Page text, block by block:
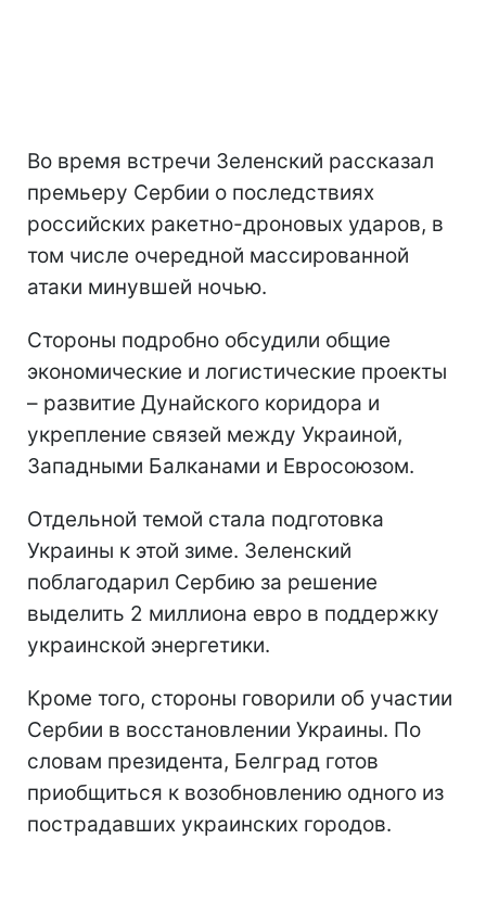
Во время встречи Зеленский рассказал
премьеру Сербии о последствиях
российских ракетно-дроновых ударов, в
том числе очередной массированной
атаки минувшей ночью.
Стороны подробно обсудили общие
экономические и логистические проекты
– развитие Дунайского коридора и
укрепление связей между Украиной,
Западными Балканами и Евросоюзом.
Отдельной темой стала подготовка
Украины к этой зиме. Зеленский
поблагодарил Сербию за решение
выделить 2 миллиона евро в поддержку
украинской энергетики.
Кроме того, стороны говорили об участии
Сербии в восстановлении Украины. По
словам президента, Белград готов
приобщиться к возобновлению одного из
пострадавших украинских городов.